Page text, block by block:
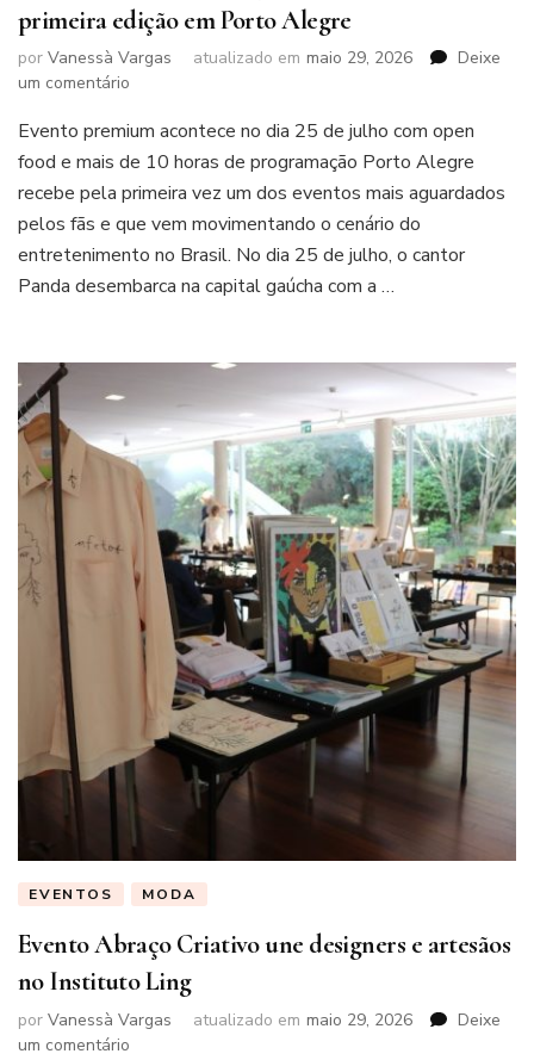
primeira edição em Porto Alegre
por Vanessà Vargas atualizado em maio 29, 2026
Deixe
um comentário
pelo
Brasil,
“Feijoada
do
Panda”
terá
primeira
Porto
Evento premium acontece no dia 25 de julho com open
food e mais de 10 horas de programação Porto Alegre
recebe pela primeira vez um dos eventos mais aguardados
pelos fãs e que vem movimentando o cenário do
entretenimento no Brasil. No dia 25 de julho, o cantor
Panda desembarca na capital gaúcha com a …
EVENTOS MODA
Evento Abraço Criativo une designers e artesãos
no Instituto Ling
por Vanessà Vargas atualizado em maio 29, 2026
Deixe
um comentário